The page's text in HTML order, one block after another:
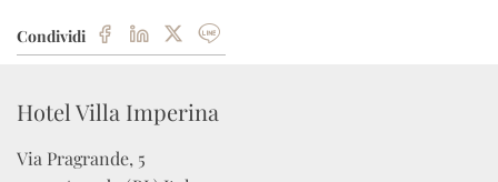
Condividi
Hotel Villa Imperina
Via Pragrande, 5